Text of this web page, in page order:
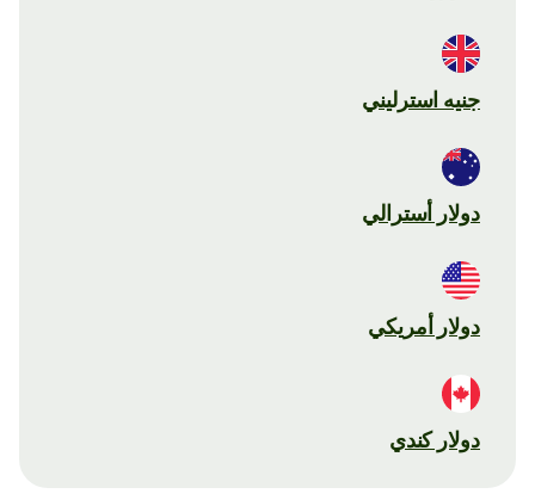
جنيه استرليني
دولار أسترالي
دولار أمريكي
دولار كندي